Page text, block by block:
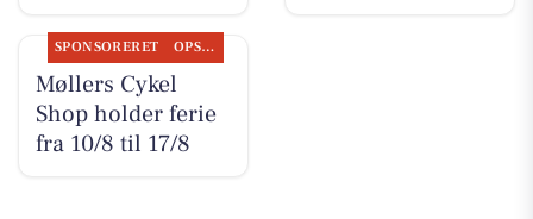
SPONSORERET OPSLAGSTAVLEN
Møllers Cykel
Shop holder ferie
fra 10/8 til 17/8